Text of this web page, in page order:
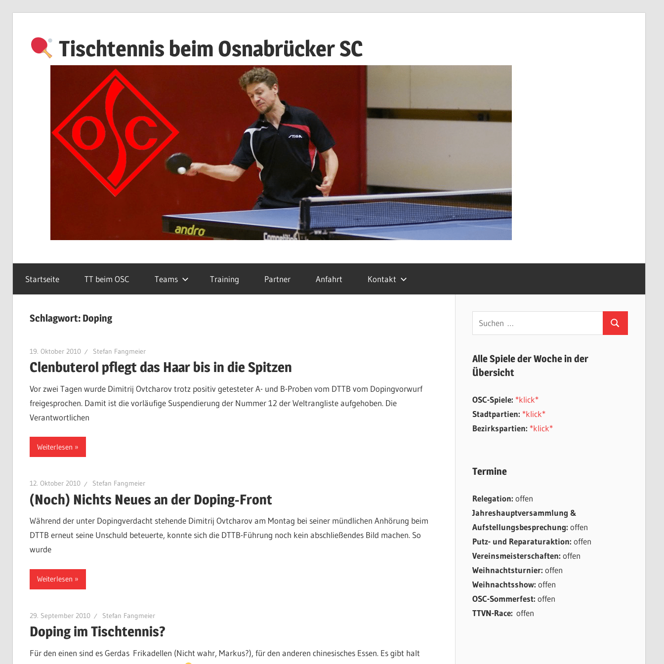
springen
Tischtennis beim Osnabrücker SC
Startseite TT beim OSC Teams Training Partner Anfahrt Kontakt
Schlagwort: Doping
19. Oktober 2010 Stefan Fangmeier
Clenbuterol pflegt das Haar bis in die Spitzen
Vor zwei Tagen wurde Dimitrij Ovtcharov trotz positiv getesteter A- und B-Proben vom DTTB vom Dopingvorwurf
freigesprochen. Damit ist die vorläufige Suspendierung der Nummer 12 der Weltrangliste aufgehoben. Die
Verantwortlichen
Weiterlesen
12. Oktober 2010 Stefan Fangmeier
(Noch) Nichts Neues an der Doping-Front
Während der unter Dopingverdacht stehende Dimitrij Ovtcharov am Montag bei seiner mündlichen Anhörung beim
DTTB erneut seine Unschuld beteuerte, konnte sich die DTTB-Führung noch kein abschließendes Bild machen. So
wurde
Weiterlesen
29. September 2010 Stefan Fangmeier
Doping im Tischtennis?
Für den einen sind es Gerdas Frikadellen (Nicht wahr, Markus?), für den anderen chinesisches Essen. Es gibt halt
Suchen
nach:
Suchen
Alle Spiele der Woche in der
Übersicht
OSC-Spiele: *klick*
Stadtpartien: *klick*
Bezirkspartien: *klick*
Termine
Relegation: offen
Jahreshauptversammlung &
Aufstellungsbesprechung: offen
Putz- und Reparaturaktion: offen
Vereinsmeisterschaften: offen
Weihnachtsturnier: offen
Weihnachtsshow: offen
OSC-Sommerfest: offen
TTVN-Race: offen